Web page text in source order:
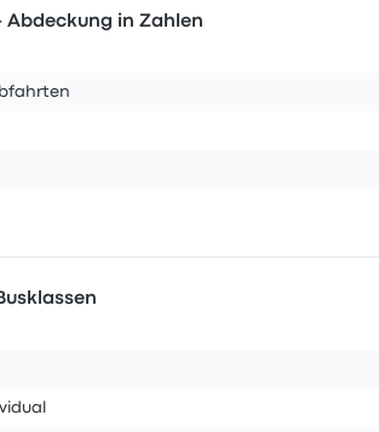
Abdeckung in Zahlen